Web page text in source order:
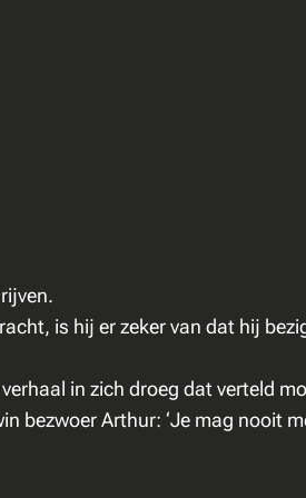
is hij er zeker van dat hij
in zich droeg dat verteld
Arthur: ‘Je mag nooit